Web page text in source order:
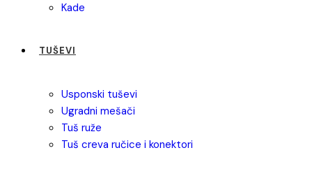
kade
TUŠEVI
usponski tuševi
ugradni mešači
tuš ruže
tuš creva ručice i konektori